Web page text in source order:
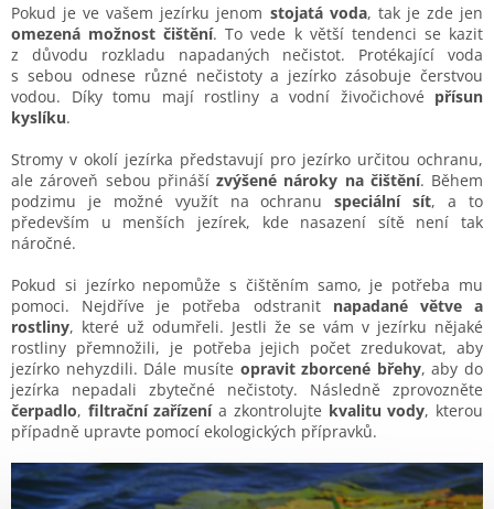
Pokud je ve vašem jezírku jenom stojatá voda, tak je zde jen
omezená možnost čištění. To vede k větší tendenci se kazit
z důvodu rozkladu napadaných nečistot. Protékající voda
s sebou odnese různé nečistoty a jezírko zásobuje čerstvou
vodou. Díky tomu mají rostliny a vodní živočichové přísun
kyslíku.
Stromy v okolí jezírka představují pro jezírko určitou ochranu,
ale zároveň sebou přináší zvýšené nároky na čištění. Během
podzimu je možné využít na ochranuspeciální sít, a to
především u menších jezírek, kde nasazení sítě není tak
náročné.
Pokud si jezírko nepomůže s čištěním samo, je potřeba mu
pomoci. Nejdříve je potřeba odstranit napadané větve a
rostliny, které už odumřeli. Jestli že se vám v jezírku nějaké
rostliny přemnožili, je potřeba jejich počet zredukovat, aby
jezírko nehyzdili. Dále musíte opravit zborcené břehy, aby do
jezírka nepadali zbytečné nečistoty. Následně zprovozněte
čerpadlo, filtrační zařízenía zkontrolujte kvalitu vody, kterou
případně upravte pomocí ekologických přípravků.